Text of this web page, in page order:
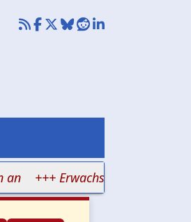
+++ Erwachsene drillen Kinder